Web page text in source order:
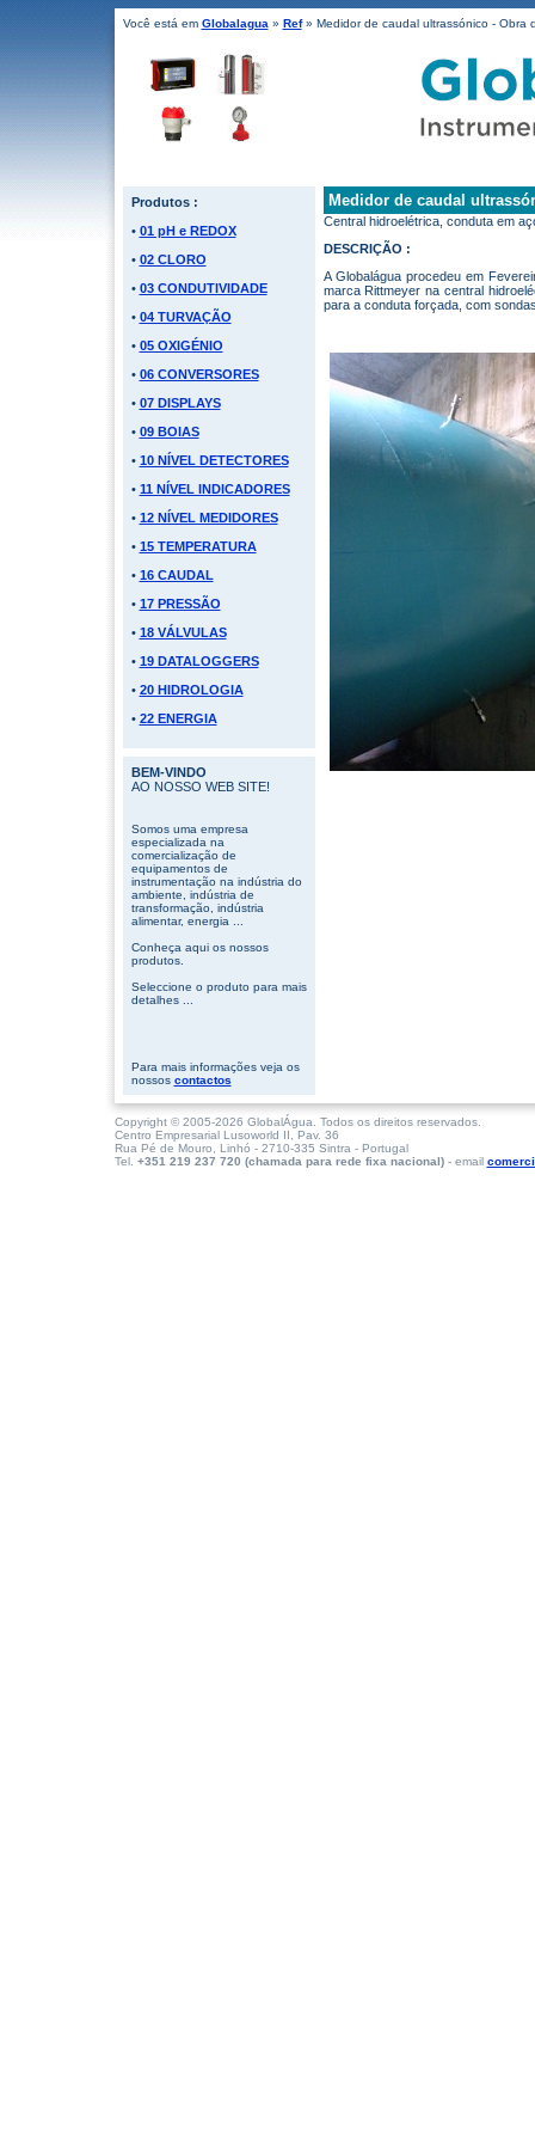
Você está em Globalagua » Ref» Medidor de caudal ultrassónico - Obra
Produtos :
• 01 pH e REDOX
• 02 CLORO
• 03 CONDUTIVIDADE
• 04 TURVAÇÃO
• 05 OXIGÉNIO
• 06 CONVERSORES
• 07 DISPLAYS
• 09 BOIAS
• 10 NÍVEL DETECTORES
• 11 NÍVEL INDICADORES
• 12 NÍVEL MEDIDORES
• 15 TEMPERATURA
• 16 CAUDAL
• 17 PRESSÃO
• 18 VÁLVULAS
• 19 DATALOGGERS
• 20 HIDROLOGIA
• 22 ENERGIA
BEM-VINDO
AO NOSSO WEB SITE!
Somos uma empresa
especializada na
comercialização de
equipamentos de
instrumentação na indústria do
ambiente, indústria de
transformação, indústria
alimentar, energia ...
Conheça aqui os nossos
produtos.
Seleccione o produto para mais
detalhes ...
Para mais informações veja os
nossos contactos
Medidor de caudal
Central hidroelétrica, conduta em
DESCRIÇÃO :
A Globalágua procedeu em
marca Rittmeyer na central
para a conduta forçada, com
Copyright © 2005-2026 GlobalÁgua. Todos os direitos reservados.
Centro Empresarial Lusoworld II, Pav. 36
Rua Pé de Mouro, Linhó - 2710-335 Sintra - Portugal
Tel. +351 219 237 720 (chamada para rede fixa nacional)- email